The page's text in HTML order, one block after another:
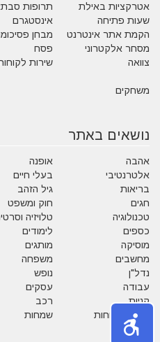
אטרקציות באילת תרופות
שעות פתיחה
אינסטגרם
הקמת אתר אינטרנט
מבחן
מסחר אלקטרוני
פסח
צוואה
שירות
משחקים
נושאים באתר
אהבה אופנה
אלטרנטיבי
בעלי חיים
בריאות
גיל הזהב
חגים
חוק ומשפט
טכנולוגיה
טלויזיה
כספים
לימודים
מוסיקה
מותגים
מחשבים
משפחה
נדל"ן
נופש
עבודה
עסקים
קניות
רכב
שירות לקוחות
שמחות
תזונה